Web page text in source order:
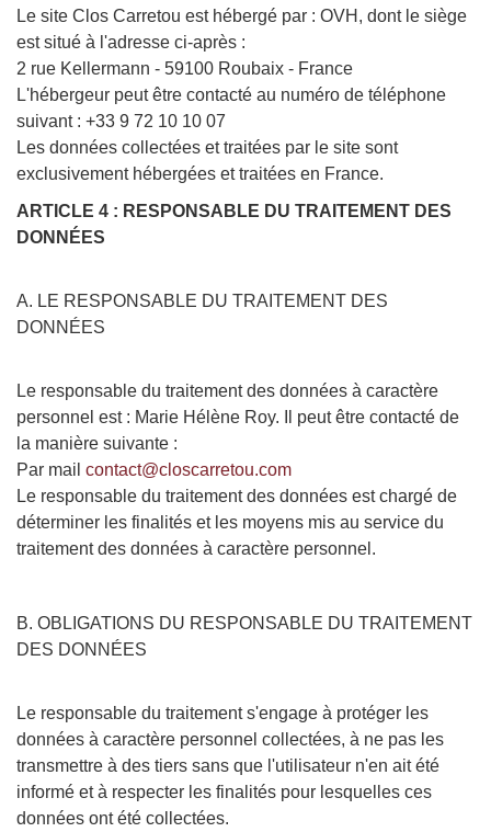
Le site Clos Carretou est hébergé par : OVH, dont le siège
est situé à l'adresse ci-après :
2 rue Kellermann - 59100 Roubaix - France
L'hébergeur peut être contacté au numéro de téléphone
suivant : +33 9 72 10 10 07
Les données collectées et traitées par le site sont
exclusivement hébergées et traitées en France.
ARTICLE 4 : RESPONSABLE DU TRAITEMENT DES
DONNÉES
A. LE RESPONSABLE DU TRAITEMENT DES
DONNÉES
Le responsable du traitement des données à caractère
personnel est : Marie Hélène Roy. Il peut être contacté de
la manière suivante :
Par mail contact@closcarretou.com
Le responsable du traitement des données est chargé de
déterminer les finalités et les moyens mis au service du
traitement des données à caractère personnel.
B. OBLIGATIONS DU RESPONSABLE DU TRAITEMENT
DES DONNÉES
Le responsable du traitement s'engage à protéger les
données à caractère personnel collectées, à ne pas les
transmettre à des tiers sans que l'utilisateur n'en ait été
informé et à respecter les finalités pour lesquelles ces
données ont été collectées.